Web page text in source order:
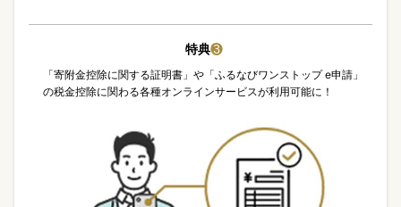
特典❸
「寄附金控除に関する証明書」や「ふるなびワンストップ e申請」
の税金控除に関わる各種オンラインサービスが利用可能に！